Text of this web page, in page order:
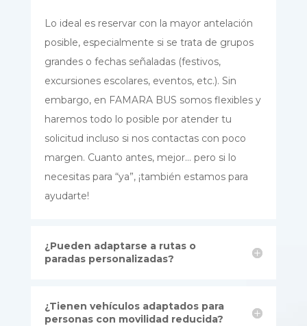
Lo ideal es reservar con la mayor antelación
posible, especialmente si se trata de grupos
grandes o fechas señaladas (festivos,
excursiones escolares, eventos, etc.). Sin
embargo, en FAMARA BUS somos flexibles y
haremos todo lo posible por atender tu
solicitud incluso si nos contactas con poco
margen. Cuanto antes, mejor… pero si lo
necesitas para “ya”, ¡también estamos para
ayudarte!
¿Pueden adaptarse a rutas o
paradas personalizadas?
¿Tienen vehículos adaptados para
personas con movilidad reducida?